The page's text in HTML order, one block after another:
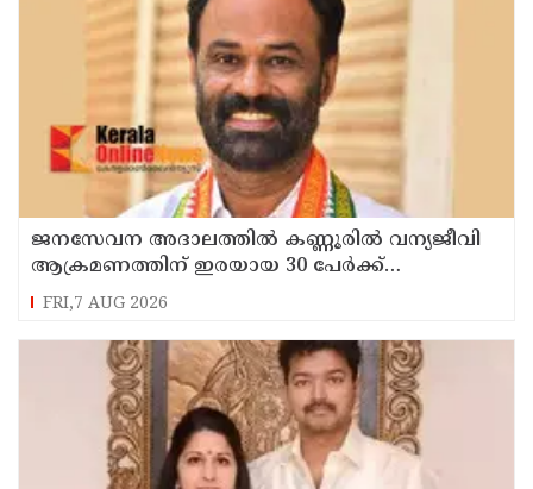
ജനസേവന അദാലത്തിൽ കണ്ണൂരിൽ വന്യജീവി
ആക്രമണത്തിന് ഇരയായ 30 പേർക്ക്
സഹായധനം അനുവദിച്ചു
FRI,7 AUG 2026